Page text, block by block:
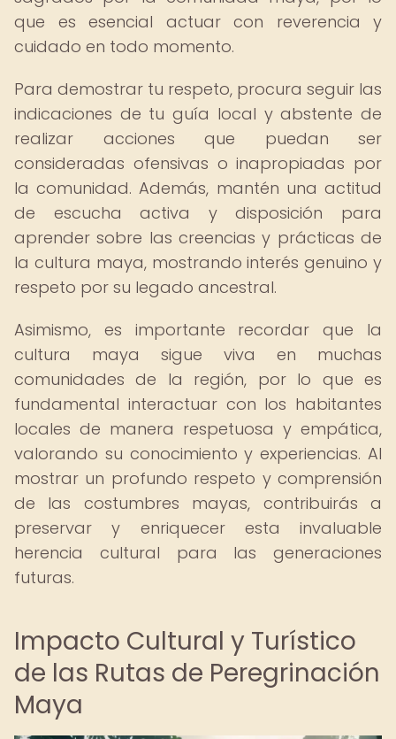
que es esencial actuar con reverencia y
cuidado en todo momento.
Para demostrar tu respeto, procura seguir las
indicaciones de tu guía local y abstente de
realizar acciones que puedan ser
consideradas ofensivas o inapropiadas por
la comunidad. Además, mantén una actitud
de escucha activa y disposición para
aprender sobre las creencias y prácticas de
la cultura maya, mostrando interés genuino y
respeto por su legado ancestral.
Asimismo, es importante recordar que la
cultura maya sigue viva en muchas
comunidades de la región, por lo que es
fundamental interactuar con los habitantes
locales de manera respetuosa y empática,
valorando su conocimiento y experiencias. Al
mostrar un profundo respeto y comprensión
de las costumbres mayas, contribuirás a
preservar y enriquecer esta invaluable
herencia cultural para las generaciones
futuras.
Impacto Cultural y Turístico
de las Rutas de Peregrinación
Maya